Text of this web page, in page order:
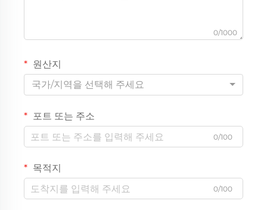
0/1000
원산지
국가/지역을 선택해 주세요
포트 또는 주소
0/100
목적지
0/100